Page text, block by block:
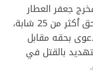
جعفر العطار
المتهم بقضية تحرش ارتكبها بحق أكثر من 25 شابة،
من 10 شابات دعوى بحقه مقابل
بالقتل في